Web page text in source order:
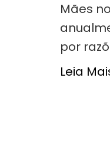
Mães
por
Leia